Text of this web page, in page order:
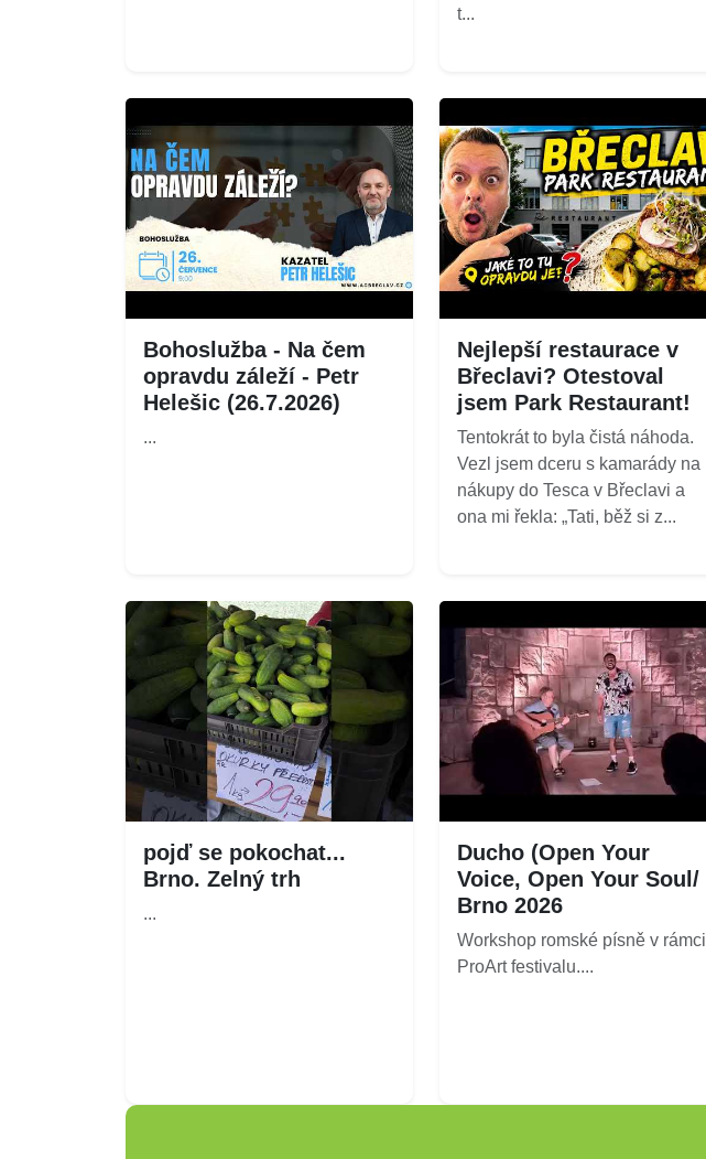
t...
Bohoslužba - Na čem
opravdu záleží - Petr
Helešic (26.7.2026)
...
Nejlepší restaurace v
Břeclavi? Otestoval
jsem Park Restaurant!
Tentokrát to byla čistá náhoda.
Vezl jsem dceru s kamarády na
nákupy do Tesca v Břeclavi a
ona mi řekla: „Tati, běž si z...
pojď se pokochat...
Brno. Zelný trh
...
Ducho (Open Your
Voice, Open Your Soul/
Brno 2026
Workshop romské písně v rámci
ProArt festivalu....